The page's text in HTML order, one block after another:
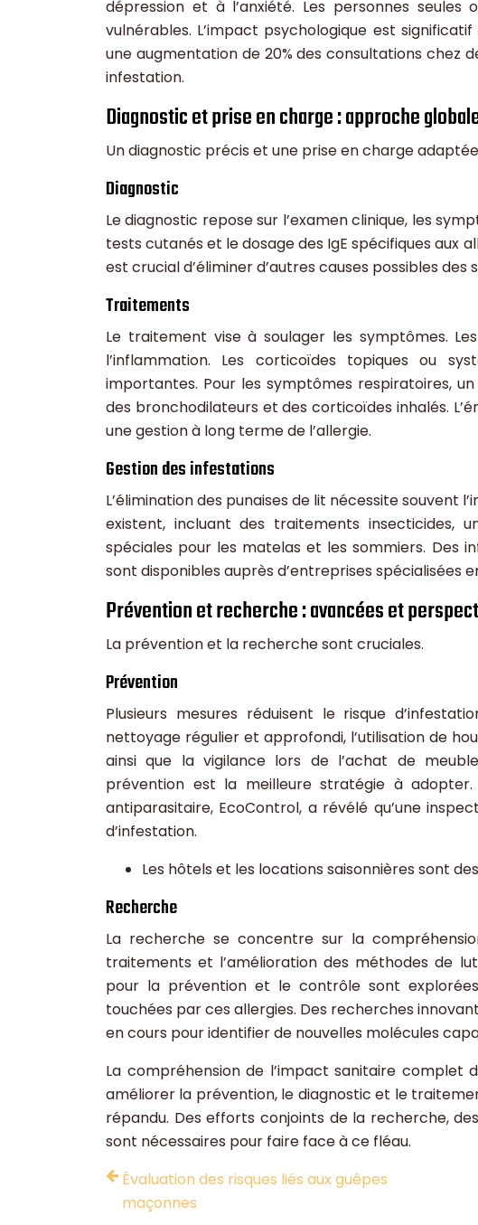
dépression et à l’anxiété. Les personnes
vulnérables. L’impact psychologique est
une augmentation de 20% des consultations chez
infestation.
Diagnostic et prise en charge : approche
Un diagnostic précis et une prise en charge
Diagnostic
Le diagnostic repose sur l’examen clinique, les
tests cutanés et le dosage des IgE spécifiques aux
est crucial d’éliminer d’autres causes possibles des
Traitements
Le traitement vise à soulager les symptômes.
l’inflammation. Les corticoïdes topiques ou
importantes. Pour les symptômes respiratoires,
des bronchodilateurs et des corticoïdes inhalés.
une gestion à long terme de l’allergie.
Gestion des infestations
L’élimination des punaises de lit nécessite souvent
existent, incluant des traitements insecticides,
spéciales pour les matelas et les sommiers. Des
sont disponibles auprès d’entreprises spécialisées
Prévention et recherche : avancées et
La prévention et la recherche sont cruciales.
Prévention
Plusieurs mesures réduisent le risque
nettoyage régulier et approfondi, l’utilisation de
ainsi que la vigilance lors de l’achat de
prévention est la meilleure stratégie à
antiparasitaire, EcoControl, a révélé qu’une
d’infestation.
Les hôtels et les locations saisonnières sont
Recherche
La recherche se concentre sur la
traitements et l’amélioration des méthodes de
pour la prévention et le contrôle sont
touchées par ces allergies. Des recherches
en cours pour identifier de nouvelles molécules
La compréhension de l’impact sanitaire complet
améliorer la prévention, le diagnostic et le
répandu. Des efforts conjoints de la recherche,
sont nécessaires pour faire face à ce fléau.
Évaluation des risques liés aux guêpes
maçonnes